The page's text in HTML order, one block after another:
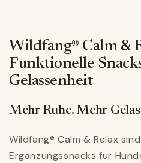
Wildfang® Calm &
Funktionelle
Gelassenheit
Mehr Ruhe. Mehr
Wildfang® Calm & Relax
Ergänzungssnacks für